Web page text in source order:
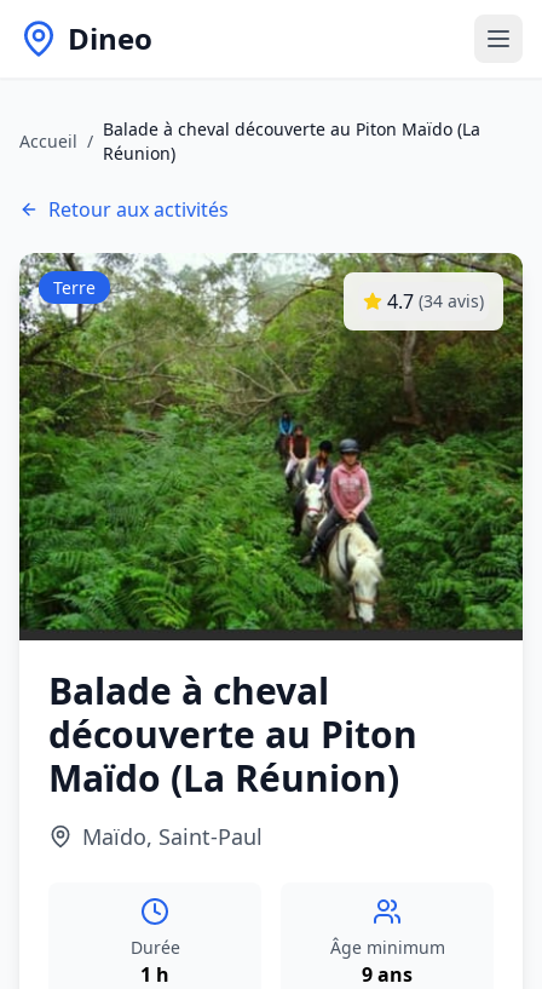
Dineo
Accueil /
Balade à cheval découverte au Piton Maïdo (La
Réunion)
Retour aux activités
Terre
4.7 (34 avis)
Balade à cheval
découverte au Piton
Maïdo (La Réunion)
Maïdo, Saint‑Paul
Durée
1 h
Âge minimum
9 ans